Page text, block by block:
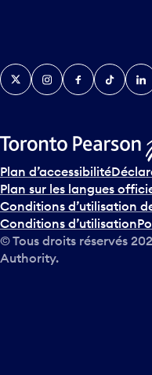
TwitterInstagramFacebook
TikTok
Plan d’accessibilité
Plan sur les langues
Conditions d’utilisation
Conditions d’utilisation
© Tous droits réservés
Authority.